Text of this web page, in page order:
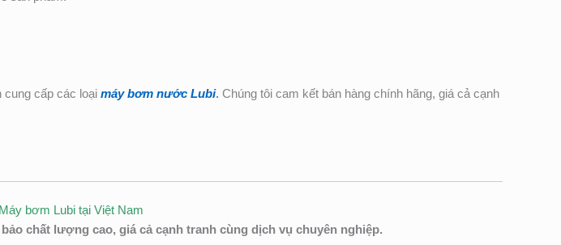
cấp các loại máy bơm nước Lubi. Chúng tôi cam kết bán hàng chính hãng, giá cả cạnh
bơm Lubi tại Việt Nam
chất lượng cao, giá cả cạnh tranh cùng dịch vụ chuyên nghiệp.